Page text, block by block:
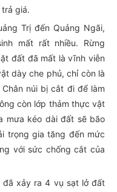
giá.
Trị đến Quảng Ngãi,
mất rất nhiều. Rừng
đất đã mất là vĩnh viễn
dày che phủ, chỉ còn là
núi bị cắt đi để làm
còn lớp thảm thực vật
mưa kéo dài đất sẽ bão
trọng gia tăng đến mức
với sức chống cắt của
đã xảy ra 4 vụ sạt lở đất